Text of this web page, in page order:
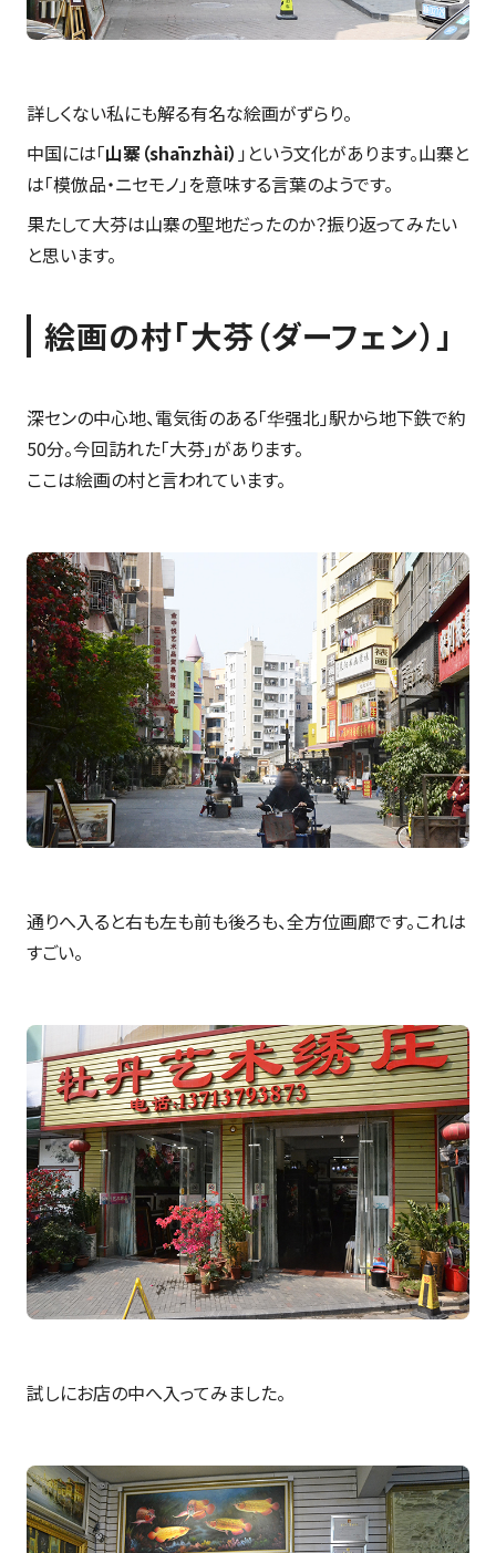
詳しくない私にも解る有名な絵画がずらり。
中国には「山寨（shānzhài） 」という文化があります。山寨と
は「模倣品・ニセモノ」を意味する言葉のようです。
果たして大芬は山寨の聖地だったのか？振り返ってみたい
と思います。
絵画の村「大芬（ダーフェン）」
深センの中心地、電気街のある「华强北」駅から地下鉄で約
50分。今回訪れた「大芬」があります。
ここは絵画の村と言われています。
通りへ入ると右も左も前も後ろも、全方位画廊です。これは
すごい。
試しにお店の中へ入ってみました。